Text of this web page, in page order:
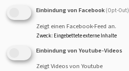
Fr, 7.8. 15 Uhr
Gottesdienst
Pfrin. Wittmann-Schlechtweg
Hallstadt Seniorenzentrum St. Kilian-Caritas
Einbindung von Facebook (Opt-Out)
Zeigt einen Facebook-Feed an.
Zweck: Eingebettete externe Inhalte
Einbindung von Youtube-Videos
Zeigt Videos von Youtube